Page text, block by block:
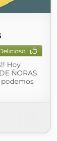
Hoy
ÑORAS.